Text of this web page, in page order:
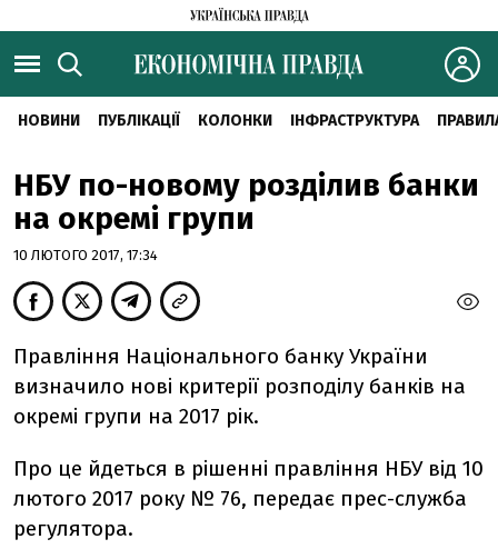
НОВИНИ ПУБЛІКАЦІЇ КОЛОНКИ ІНФРАСТРУКТУРА
НБУ по-новому розділив банки
на окремі групи
10 ЛЮТОГО 2017, 17:34
Правління Національного банку України
визначило нові критерії розподілу банків на
окремі групи на 2017 рік.
Про це йдеться в рішенні правління НБУ від 10
лютого 2017 року № 76, передає прес-служба
регулятора.